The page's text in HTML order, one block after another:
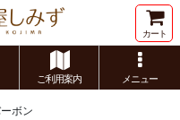
カート
ご利用案内 メニュー
ボン